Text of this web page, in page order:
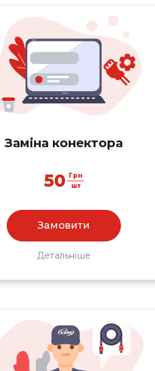
Заміна конектора
50 Грн
шт
Замовити
Детальніше